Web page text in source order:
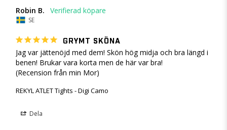
Robin B.
SE
GRYMT SKÖNA
Jag var jättenöjd med dem! Skön hög midja och bra längd i
benen! Brukar vara korta men de här var bra!
REKYL ATLET Tights - Digi Camo
Dela